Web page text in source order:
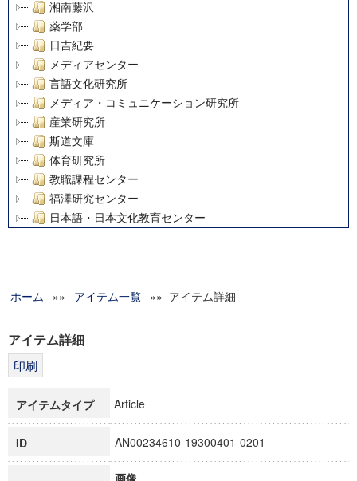
湘南藤沢
薬学部
日吉紀要
メディアセンター
言語文化研究所
メディア・コミュニケーション研究所
産業研究所
斯道文庫
体育研究所
教職課程センター
福澤研究センター
日本語・日本文化教育センター
グローバルリサーチインスティテュート
科学研究費補助金研究成果報告書
博士課程教育リーディングプログラム「超成熟社会発展のサ
ホーム »» アイテム一覧 »» アイテム詳細
アイテム詳細
アイテムタイプ Article
ID AN00234610-19300401-0201
画像